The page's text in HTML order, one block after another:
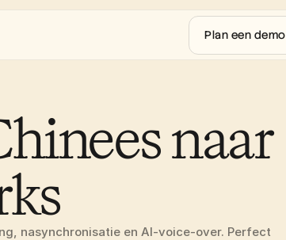
naar
nasynchronisatie en AI-voice-over. Perfect
Plan een demo